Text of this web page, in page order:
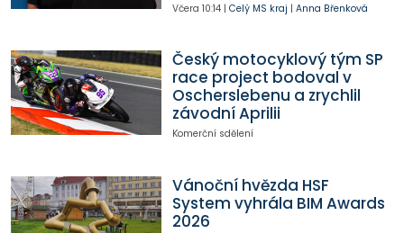
Včera 10:14| Celý MS kraj | Anna Břenková
Český motocyklový tým SP
race project bodoval v
Oscherslebenu a zrychlil
závodní Aprilii
Komerční sdělení
Vánoční hvězda HSF
System vyhrála BIM Awards
2026